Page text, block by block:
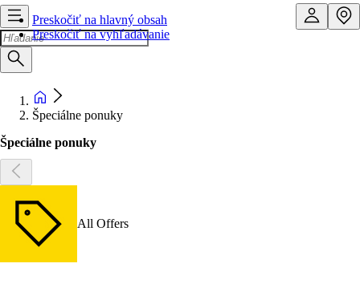
Preskočiť na hlavný obsah
Preskočiť na vyhľadávanie
Špeciálne ponuky
Špeciálne ponuky
All Offers